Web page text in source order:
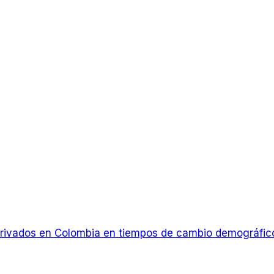
en Colombia en tiempos de cambio